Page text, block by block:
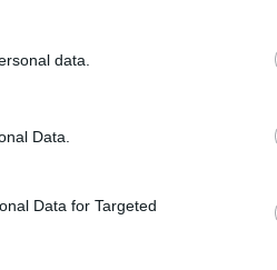
data.
Data.
Data for Targeted